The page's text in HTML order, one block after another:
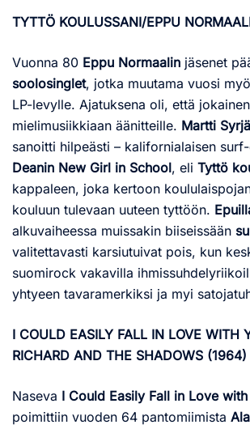
TYTTÖ KOULUSSANI/EPPU
Vuonna 80 Eppu Normaalin jäsenet
soolosinglet, jotka muutama vuosi
LP-levylle. Ajatuksena oli, että
mielimusiikkiaan äänitteille. Martti Syrjä
sanoitti hilpeästi – kalifornialaisen
Deanin New Girl in School, eli Tyttö
kappaleen, joka kertoon
kouluun tulevaan uuteen tyttöön.
alkuvaiheessa muissakin biiseissään
valitettavasti karsiutuivat pois, kun
suomirock vakavilla
yhtyeen tavaramerkiksi ja myi
I COULD EASILY FALL IN LOVE WITH
RICHARD AND THE SHADOWS (1964)
Naseva I Could Easily Fall in Love
poimittiin vuoden 64 pantomiimista